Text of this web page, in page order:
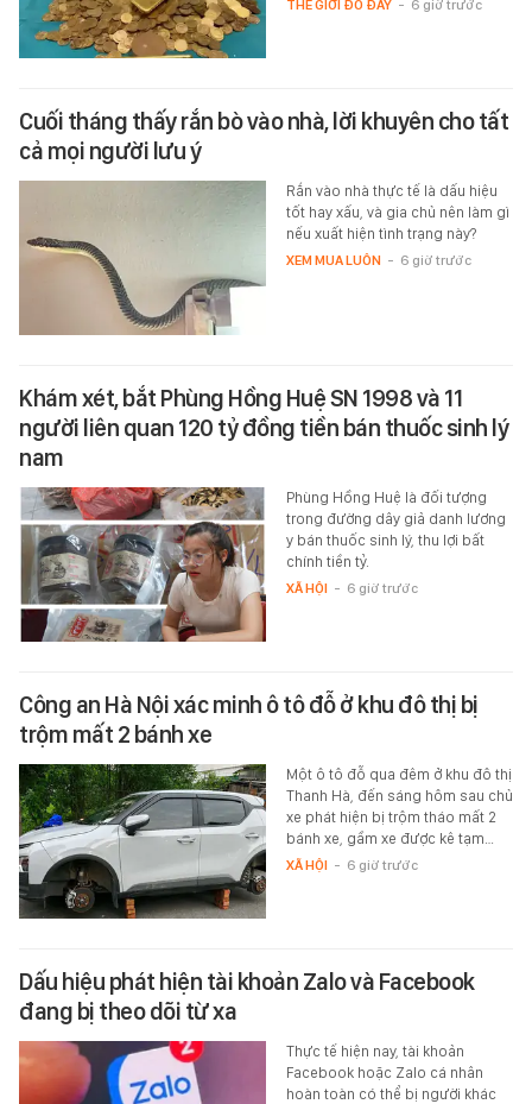
THẾ GIỚI ĐÓ ĐÂY - 6 giờ trước
Cuối tháng thấy rắn bò vào nhà, lời khuyên cho tất
cả mọi người lưu ý
Rắn vào nhà thực tế là dấu hiệu
tốt hay xấu, và gia chủ nên làm gì
nếu xuất hiện tình trạng này?
XEM MUA LUÔN - 6 giờ trước
Khám xét, bắt Phùng Hồng Huệ SN 1998 và 11
người liên quan 120 tỷ đồng tiền bán thuốc sinh lý
nam
Phùng Hồng Huệ là đối tượng
trong đường dây giả danh lương
y bán thuốc sinh lý, thu lợi bất
chính tiền tỷ.
XÃ HỘI - 6 giờ trước
Công an Hà Nội xác minh ô tô đỗ ở khu đô thị bị
trộm mất 2 bánh xe
Một ô tô đỗ qua đêm ở khu đô thị
Thanh Hà, đến sáng hôm sau chủ
xe phát hiện bị trộm tháo mất 2
bánh xe, gầm xe được kê tạm…
XÃ HỘI - 6 giờ trước
Dấu hiệu phát hiện tài khoản Zalo và Facebook
đang bị theo dõi từ xa
Thực tế hiện nay, tài khoản
Facebook hoặc Zalo cá nhân
hoàn toàn có thể bị người khác